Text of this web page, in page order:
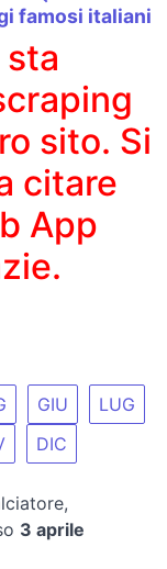
famosi italiani
sta
sito. Si
citare
App
GIU
LUG
DIC
3 aprile